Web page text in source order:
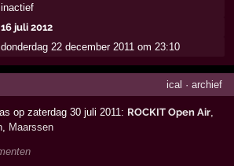
inactief
16 juli 2012
donderdag 22 december 2011 om 23:10
ical · archief
op zaterdag 30 juli 2011: ROCKIT Open Air
Maarssen